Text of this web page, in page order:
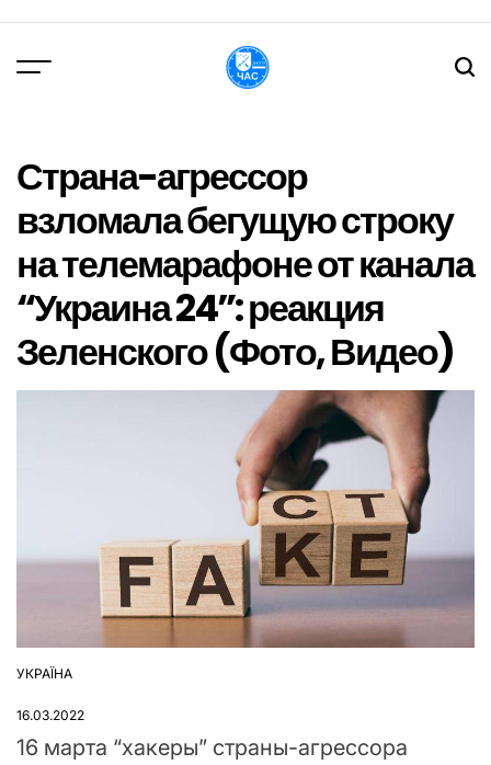
вмісту
Страна-агрессор
взломала бегущую строку
на телемарафоне от канала
“Украина 24”: реакция
Зеленского (Фото, Видео)
ОПУБЛІКУВАТИ
УКРАЇНА
16.03.2022
16 марта “хакеры” страны-агрессора